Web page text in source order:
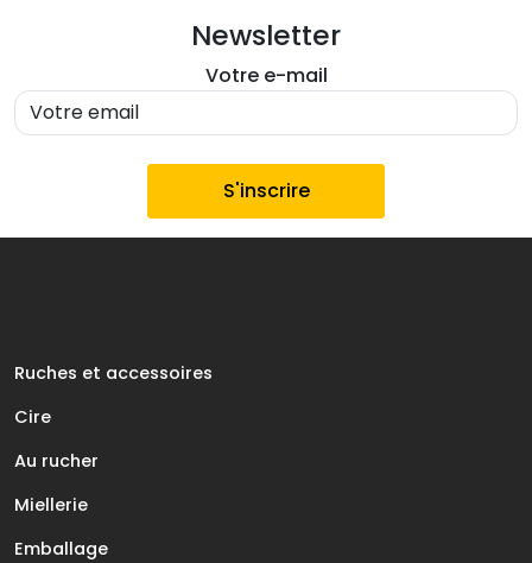
Newsletter
Votre e-mail
Ruches et accessoires
Cire
Au rucher
Miellerie
Emballage